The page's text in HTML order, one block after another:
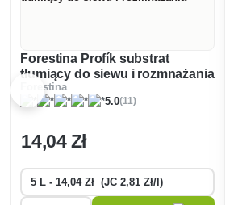
Forestina Profík substrat
tłumiący do siewu i rozmnażania
Forestina
5.0(11)
14,04 Zł